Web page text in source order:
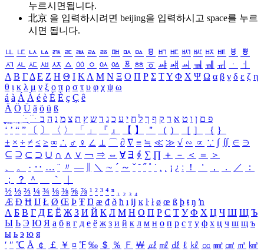
누르시면됩니다.
北京 을 입력하시려면 beijing을 입력하시고 space를 누르
시면 됩니다.
ㅥ ㅦ ㅧ ㅨ ㅩ ㅪ ㅫ ㅬ ㅭ ㅮ ㅯ ㅰ ㅱ ㅲ ㅳ ㅴ ㅵ ㅶ ㅷ ㅸ
ㅹ
ㅺ ㅻ ㅼ ㅽ ㅾ ㅿ ㆀ ㆁ ㆂ ㆃ ㆄ ㆅ ㆆ ㆇ ㆈ ㆉ ㆊ ㆋ ㆌ ㆍ
ㆎ
Α Β ΓΔ Ε Ζ Η Θ Ι ΚΛ Μ Ν Ξ Ο Π Ρ Σ ΤΥ Φ Χ Ψ Ω α β γ δ ε ζ η
θ ι κ λ μ ν ξ ο π ρ σ τ υ φ χ ψ ω
á à Á À é è É È ç Ç ê
Ä Ö Ü ä ö ü ß
ִֶֹ ֻּ ׁׂ פ ם ן ו ט א ר ק ף ך ל ח י ע כ ג ד ש ץ ת צ מ נ ה ב
‘ ’ “ ” 〔 〕 〈 〉 「 」 『 』 【 】 ＂ （ ） ［ ］ ｛ ｝
± × ÷ ≠ ≤ ≥ ∞ ∴ ♂ ♀ ∠ ⊥ ⌒ ∂ ∇ ≡ ≒ ≪ ≫ √ ∽ ∝ ∵ ∫ ∬ ∈ ∋
⊆ ⊇ ⊂ ⊃ ∪ ∩ ∧ ∨ ￢ ⇒ ⇔ ∀ ∃ ∮ ∑ ∏ ＋ － ＜ ＝
＞
、
。 · ‥ … ¨ 〃 ― ＼ ∼ ´ ～ ˇ ˘ ˝ ˚ ˙ ¸ ¡ ¿ ː ！ ＇ ， ． ／
：
；
？ ＾ ｀
½ ⅓ ⅔ ¼ ¾ ⅛ ⅜ ⅝ ⅞ ¹ ² ³ ⁴ ⁿ ₁ ₂ ₃ ₄
Æ Ð Ħ Ĳ Ł Ø Œ Þ Ŧ Ŋ æ đ ð ħ ı ĳ ĸ ŀ ł ø œ ß þ ŧ ŋ ŉ
А Б В Г Д Е Ё Ж З И Й К Л М Н О П Р С Т У Ф Х Ц Ч Ш Щ Ъ
Ы Ь Э Ю Я а б в г д е ё ж з и й к л м н о п р с т у ф х ц ч ш щ ъ
ы ь э ю я
′ ″ ℃ Å ￠ ￡ ￥ ¤ ℉ ‰ ＄ ％ Ｆ ￦ ㎕ ㎖ ㎗ ℓ ㎘ ㏄ ㎣ ㎤ ㎥ ㎦